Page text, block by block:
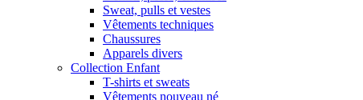
Sweat, pulls et vestes
Vêtements techniques
Chaussures
Apparels divers
Collection Enfant
T-shirts et sweats
Vêtements nouveau né